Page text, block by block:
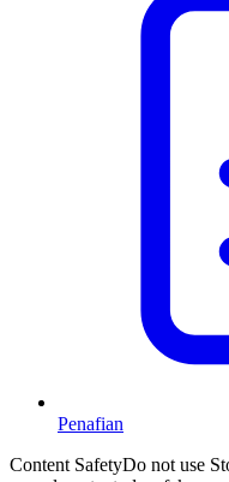
Penafian
Content SafetyDo not use